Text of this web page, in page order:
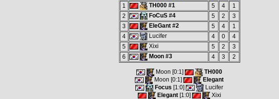
1
TH000 #1 5 4
1
2
FoCuS #4 5 2
3
3
EleGant #2 5 4
1
4
Lucifer 4 0
4
5
Xixi 5 2
3
6
Moon #3 4 3 2
Moon [0:1]
TH000
Moon [0:1]
Elegant
Focus [1:0]
Lucifer
Elegant[1:0]
Xixi